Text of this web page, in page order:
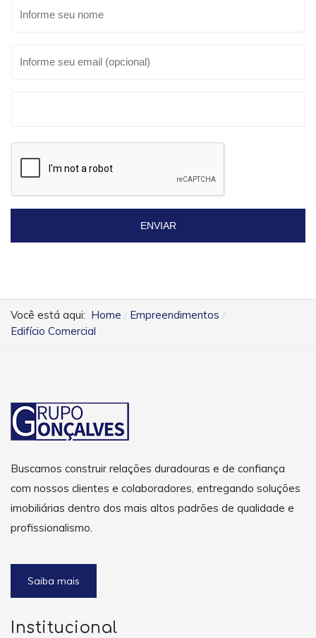
ENVIAR
Você está aqui: Home
Empreendimentos
Edifício Comercial
Buscamos construir relações duradouras e de confiança
com nossos clientes e colaboradores, entregando soluções
imobiliárias dentro dos mais altos padrões de qualidade e
profissionalismo.
Saiba mais
Institucional